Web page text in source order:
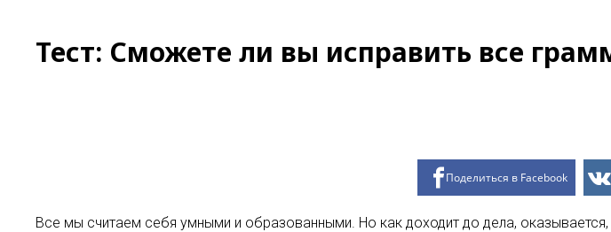
Тест: Сможете ли вы исправить все
Поделиться в Facebook
Все мы считаем себя умными и образованными. Но как доходит до дела,